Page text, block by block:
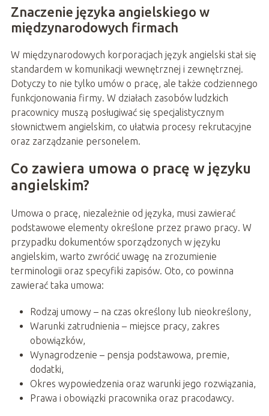
Znaczenie języka angielskiego w
międzynarodowych firmach
W międzynarodowych korporacjach język angielski stał się
standardem w komunikacji wewnętrznej i zewnętrznej.
Dotyczy to nie tylko umów o pracę, ale także codziennego
funkcjonowania firmy. W działach zasobów ludzkich
pracownicy muszą posługiwać się specjalistycznym
słownictwem angielskim, co ułatwia procesy rekrutacyjne
oraz zarządzanie personelem.
Co zawiera umowa o pracę w języku
angielskim?
Umowa o pracę, niezależnie od języka, musi zawierać
podstawowe elementy określone przez prawo pracy. W
przypadku dokumentów sporządzonych w języku
angielskim, warto zwrócić uwagę na zrozumienie
terminologii oraz specyfiki zapisów. Oto, co powinna
zawierać taka umowa:
Rodzaj umowy – na czas określony lub nieokreślony,
Warunki zatrudnienia – miejsce pracy, zakres
obowiązków,
Wynagrodzenie – pensja podstawowa, premie,
dodatki,
Okres wypowiedzenia oraz warunki jego rozwiązania,
Prawa i obowiązki pracownika oraz pracodawcy.